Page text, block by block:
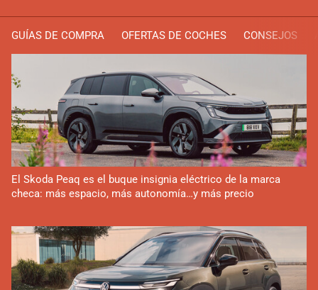
GUÍAS DE COMPRA OFERTAS DE COCHES CONSEJOS
El Skoda Peaq es el buque insignia eléctrico de la marca
checa: más espacio, más autonomía…y más precio